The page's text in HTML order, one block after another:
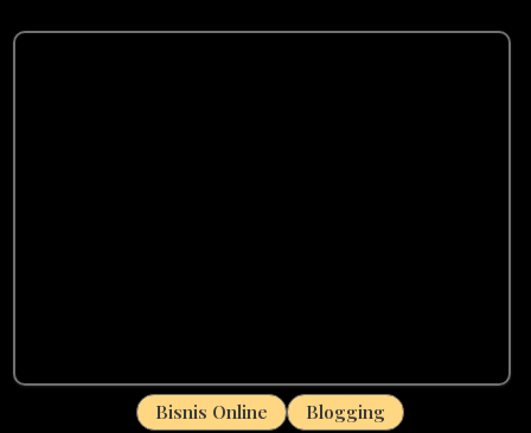
Bisnis Online Blogging